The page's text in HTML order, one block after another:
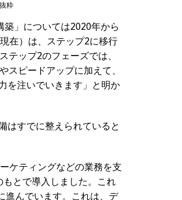
粋
」については2020年から
在）は、ステップ2に移行
テップ2のフェーズでは、
スピードアップに加えて、
を注いでいきます」と明か
はすでに整えられていると
ケティングなどの業務を支
もとで導入しました。これ
進んでいます。これは、デ